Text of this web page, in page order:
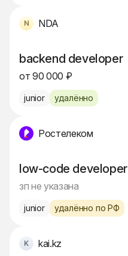
NDA
backend developer
от 90 000 ₽
junior удалённо
Ростелеком
low-code developer
зп не указана
junior удалённо по РФ
kai.kz